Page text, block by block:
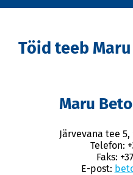
Töid teeb
Maru
Järvevana tee 5,
Telefon:
Faks:
E-post: